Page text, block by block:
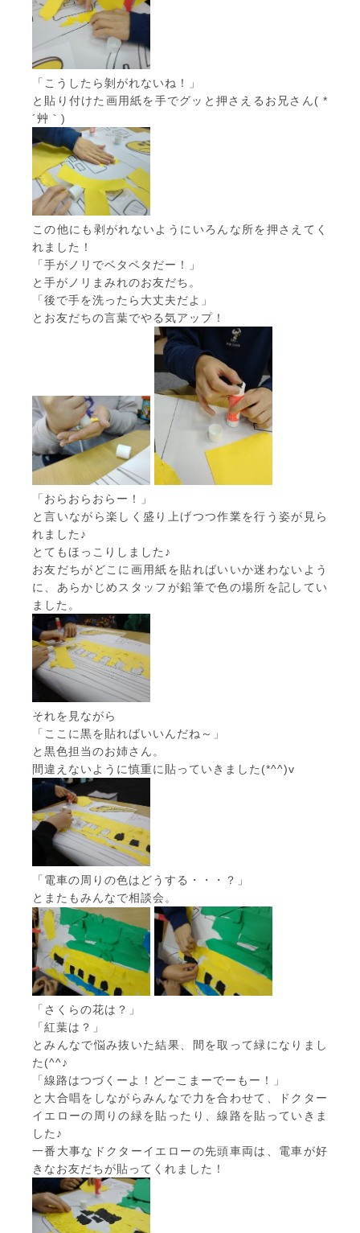
「こうしたら剝がれないね！」
と貼り付けた画用紙を手でグッと押さえるお兄さん( *
´艸｀)
この他にも剥がれないようにいろんな所を押さえてく
れました！
「手がノリでベタベタだー！」
と手がノリまみれのお友だち。
「後で手を洗ったら大丈夫だよ」
とお友だちの言葉でやる気アップ！
「おらおらおらー！」
と言いながら楽しく盛り上げつつ作業を行う姿が見ら
れました♪
とてもほっこりしました♪
お友だちがどこに画用紙を貼ればいいか迷わないよう
に、あらかじめスタッフが鉛筆で色の場所を記してい
ました。
それを見ながら
「ここに黒を貼ればいいんだね～」
と黒色担当のお姉さん。
間違えないように慎重に貼っていきました(*^^)v
「電車の周りの色はどうする・・・？」
とまたもみんなで相談会。
「さくらの花は？」
「紅葉は？」
とみんなで悩み抜いた結果、間を取って緑になりまし
た(^^♪
「線路はつづくーよ！どーこまーでーもー！」
と大合唱をしながらみんなで力を合わせて、ドクター
イエローの周りの緑を貼ったり、線路を貼っていきま
した♪
一番大事なドクターイエローの先頭車両は、電車が好
きなお友だちが貼ってくれました！